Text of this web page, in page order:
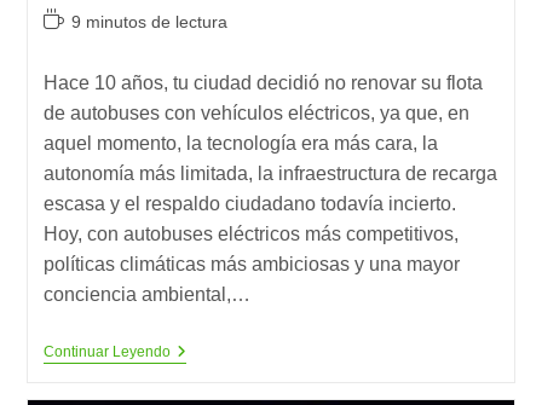
de
de
Tiempo9 minutos de lectura
Hace 10 años, tu ciudad decidió no renovar su flota
de autobuses con vehículos eléctricos, ya que, en
aquel momento, la tecnología era más cara, la
autonomía más limitada, la infraestructura de recarga
escasa y el respaldo ciudadano todavía incierto.
Hoy, con autobuses eléctricos más competitivos,
políticas climáticas más ambiciosas y una mayor
conciencia ambiental,…
Continuar Leyendo¿Por